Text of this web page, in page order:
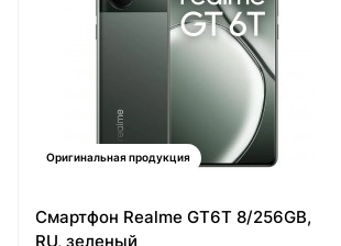
Оригинальная продукция
Смартфон Realme GT6T 8/256GB,
RU, зеленый